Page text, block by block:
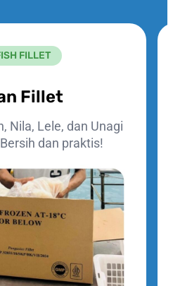
FILLET
Fillet
Nila, Lele, dan Unagi
dan praktis!